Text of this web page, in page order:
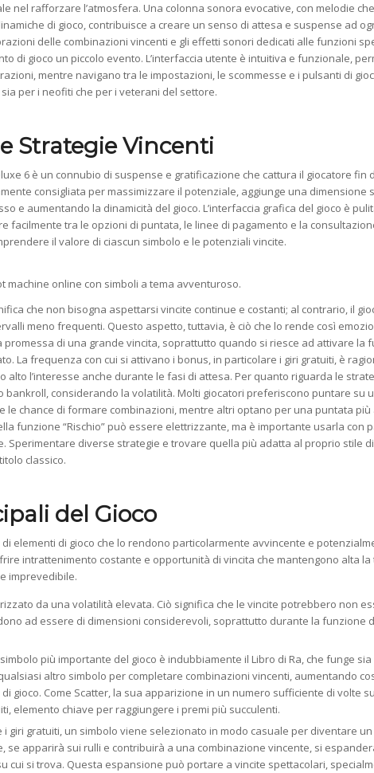
nel rafforzare l’atmosfera. Una colonna sonora evocative, con melodie
di gioco, contribuisce a creare un senso di attesa e suspense ad
delle combinazioni vincenti e gli effetti sonori dedicati alle funzioni
di gioco un piccolo evento. L’interfaccia utente è intuitiva e funzionale,
mentre navigano tra le impostazioni, le scommesse e i pulsanti di
per i neofiti che per i veterani del settore.
Strategie Vincenti
6 è un connubio di suspense e gratificazione che cattura il giocatore fin
consigliata per massimizzare il potenziale, aggiunge una dimensione
e aumentando la dinamicità del gioco. L’interfaccia grafica del gioco è
facilmente tra le opzioni di puntata, le linee di pagamento e la
il valore di ciascun simbolo e le potenziali vincite.
online con simboli a tema avventuroso.
che non bisogna aspettarsi vincite continue e costanti; al contrario, il
meno frequenti. Questo aspetto, tuttavia, è ciò che lo rende così
promessa di una grande vincita, soprattutto quando si riesce ad attivare la
La frequenza con cui si attivano i bonus, in particolare i giri gratuiti, è
alto l’interesse anche durante le fasi di attesa. Per quanto riguarda le
bankroll, considerando la volatilità. Molti giocatori preferiscono puntare su
le chance di formare combinazioni, mentre altri optano per una puntata più
funzione “Rischio” può essere elettrizzante, ma è importante usarla con
Sperimentare diverse strategie e trovare quella più adatta al proprio stile
classico.
del Gioco
elementi di gioco che lo rendono particolarmente avvincente e
intrattenimento costante e opportunità di vincita che mantengono alta
imprevedibile.
da una volatilità elevata. Ciò significa che le vincite potrebbero non
ad essere di dimensioni considerevoli, soprattutto durante la funzione
simbolo più importante del gioco è indubbiamente il Libro di Ra, che funge sia
altro simbolo per completare combinazioni vincenti, aumentando
gioco. Come Scatter, la sua apparizione in un numero sufficiente di volte
elemento chiave per raggiungere i premi più succulenti.
i giri gratuiti, un simbolo viene selezionato in modo casuale per diventare
se apparirà sui rulli e contribuirà a una combinazione vincente, si
cui si trova. Questa espansione può portare a vincite spettacolari,